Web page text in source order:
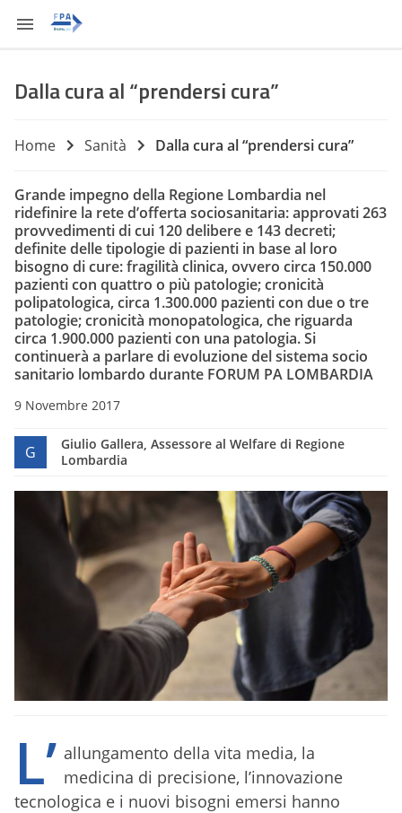
Dalla cura al “prendersi cura”
Home Sanità Dalla cura al “prendersi cura”
Grande impegno della Regione Lombardia nel
ridefinire la rete d’offerta sociosanitaria: approvati 263
provvedimenti di cui 120 delibere e 143 decreti;
definite delle tipologie di pazienti in base al loro
bisogno di cure: fragilità clinica, ovvero circa 150.000
pazienti con quattro o più patologie; cronicità
polipatologica, circa 1.300.000 pazienti con due o tre
patologie; cronicità monopatologica, che riguarda
circa 1.900.000 pazienti con una patologia. Si
continuerà a parlare di evoluzione del sistema socio
sanitario lombardo durante FORUM PA LOMBARDIA
9 Novembre 2017
G
Giulio Gallera, Assessore al Welfare di Regione
Lombardia
L’ allungamento della vita media, la
medicina di precisione, l’innovazione
tecnologica e i nuovi bisogni emersi hanno